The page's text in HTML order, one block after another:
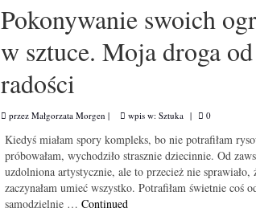
Pokonywanie swoich
w sztuce. Moja droga
radości
przezMałgorzata Morgen | wpis w:Sztuka | 0
Kiedyś miałam spory kompleks, bo nie potrafiłam
próbowałam, wychodziło strasznie dziecinnie. Od
uzdolniona artystycznie, ale to przecież nie sprawiało,
zaczynałam umieć wszystko. Potrafiłam świetnie coś
samodzielnie …Continued